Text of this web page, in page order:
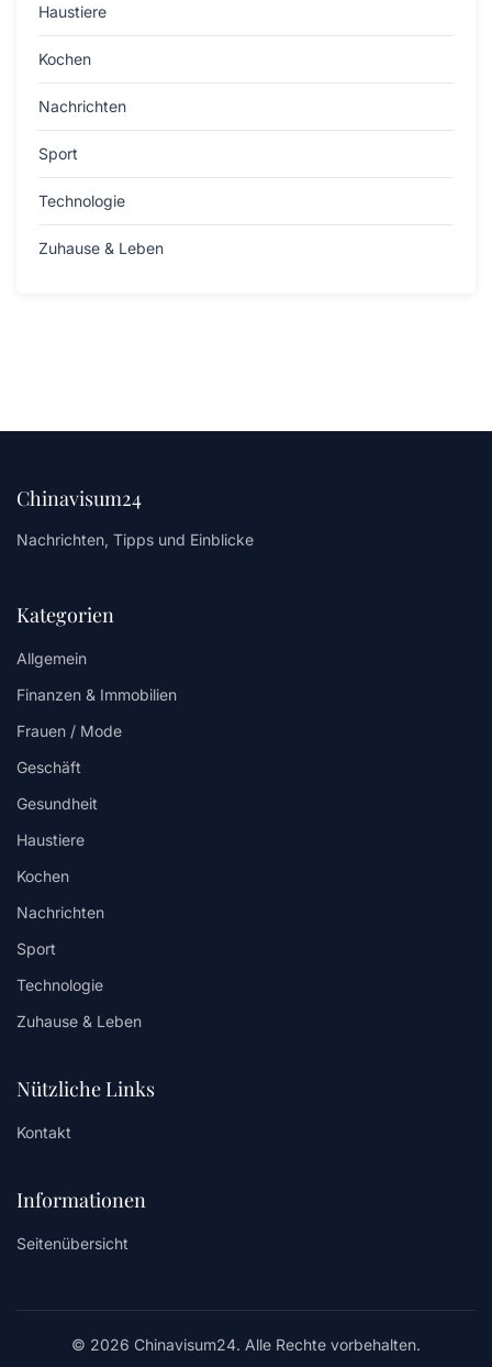
Haustiere
Kochen
Nachrichten
Sport
Technologie
Zuhause & Leben
Chinavisum24
Nachrichten, Tipps und Einblicke
Kategorien
Allgemein
Finanzen & Immobilien
Frauen / Mode
Geschäft
Gesundheit
Haustiere
Kochen
Nachrichten
Sport
Technologie
Zuhause & Leben
Nützliche Links
Kontakt
Informationen
Seitenübersicht
© 2026 Chinavisum24. Alle Rechte vorbehalten.